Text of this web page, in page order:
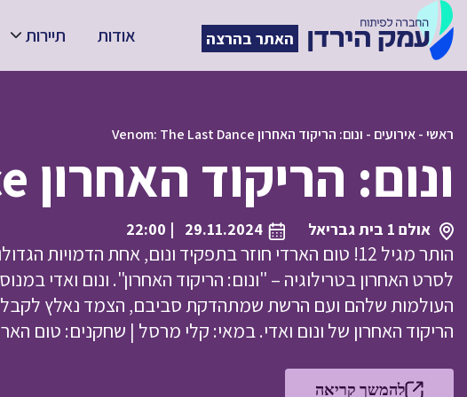
האתר בהרצה אודות תיירות
ראשי-אירועים - ונום: הריקוד האחרון Venom: The Last Dance
ונום: הריקוד האחרון Venom: The Last Dance
אולם 1 בית גבריאל 29.11.2024
| 22:00
הותר מגיל 12! טום הארדי חוזר בתפקיד ונום, אחת הדמויות
לסרט האחרון בטרילוגיה – "ונום: הריקוד האחרון". ונום ואדי
העולמות שלהם ועם הרשת שמתהדקת סביבם, הצמד נאלץ
הריקוד האחרון של ונום ואדי. במאי: קלי מרסל | שחקנים: טום הארדי |
להמשך קריאה